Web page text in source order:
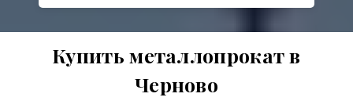
Купить металлопрокат в
Черново